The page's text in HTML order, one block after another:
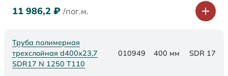
11 986,2 ₽ /пог.м.
Труба полимерная
трехслойная d400x23,7
SDR17 N 1250 Т110
010949 400 мм SDR 17